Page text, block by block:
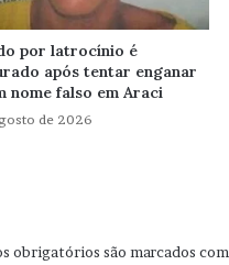
por latrocínio é
após tentar enganar
nome falso em Araci
de 2026
obrigatórios são marcados com